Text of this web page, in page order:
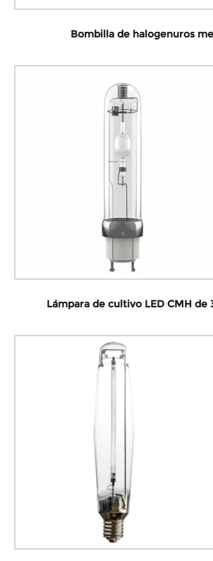
Bombilla de halogenuros
Lámpara de cultivo LED CMH de